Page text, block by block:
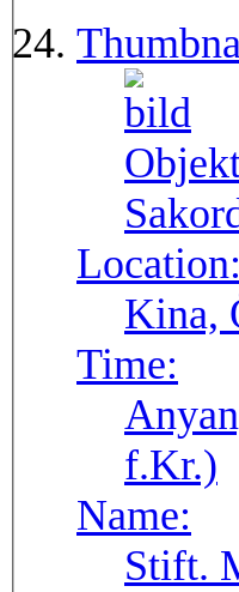
Location:
Kina,
Time:
f.Kr.)
Name:
Stift.